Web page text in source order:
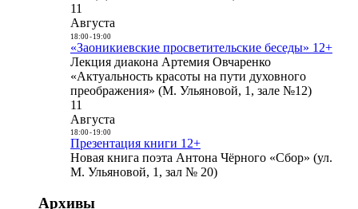
11
Августа
18:00- 19:00
«Заоникиевские просветительские беседы» 12+
Лекция диакона Артемия Овчаренко
«Актуальность красоты на пути духовного
преображения» (М. Ульяновой, 1, зале №12)
11
Августа
18:00- 19:00
Презентация книги 12+
Новая книга поэта Антона Чёрного «Сбор» (ул.
М. Ульяновой, 1, зал № 20)
Архивы